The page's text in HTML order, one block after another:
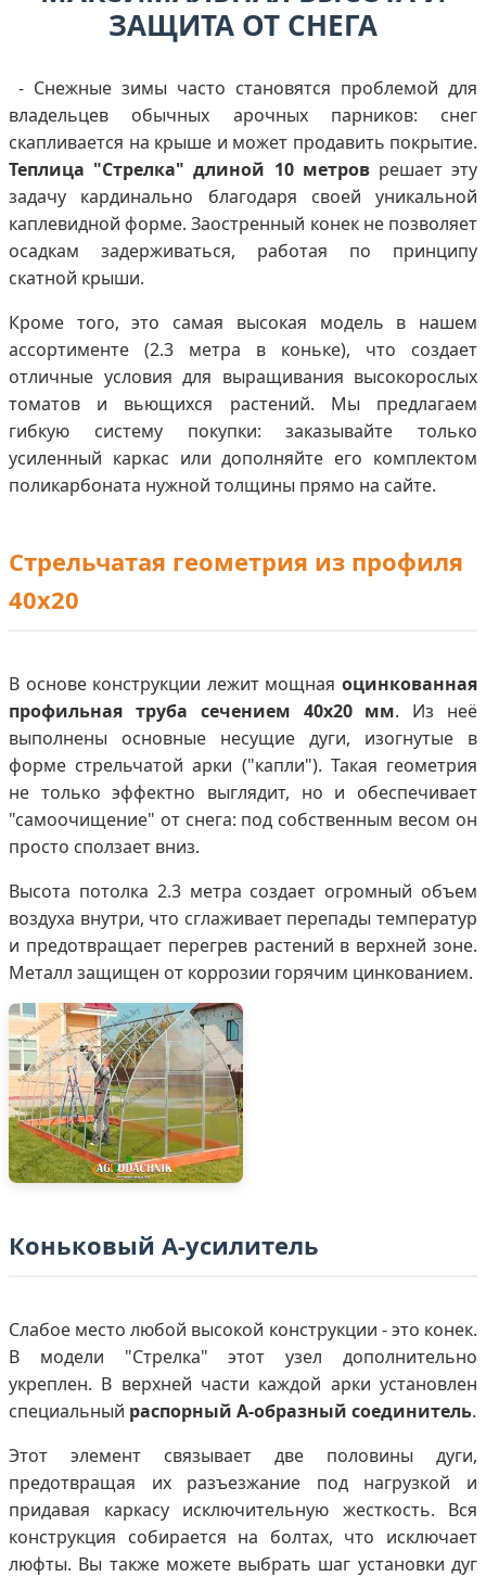
ЗАЩИТА ОТ СНЕГА
- Снежные зимы часто становятся проблемой для
владельцев обычных арочных парников: снег
скапливается на крыше и может продавить покрытие.
Теплица "Стрелка" длиной 10 метроврешает эту
задачу кардинально благодаря своей уникальной
каплевидной форме. Заостренный конек не позволяет
осадкам задерживаться, работая по принципу
скатной крыши.
Кроме того, это самая высокая модель в нашем
ассортименте (2.3 метра в коньке), что создает
отличные условия для выращивания высокорослых
томатов и вьющихся растений. Мы предлагаем
гибкую систему покупки: заказывайте только
усиленный каркас или дополняйте его комплектом
поликарбоната нужной толщины прямо на сайте.
Стрельчатая геометрия из профиля
40х20
В основе конструкции лежит мощная оцинкованная
профильная труба сечением 40х20 мм. Из неё
выполнены основные несущие дуги, изогнутые в
форме стрельчатой арки ("капли"). Такая геометрия
не только эффектно выглядит, но и обеспечивает
"самоочищение" от снега: под собственным весом он
просто сползает вниз.
Высота потолка 2.3 метра создает огромный объем
воздуха внутри, что сглаживает перепады температур
и предотвращает перегрев растений в верхней зоне.
Металл защищен от коррозии горячим цинкованием.
Коньковый А-усилитель
Слабое место любой высокой конструкции - это конек.
В модели "Стрелка" этот узел дополнительно
укреплен. В верхней части каждой арки установлен
специальный распорный А-образный соединитель.
Этот элемент связывает две половины дуги,
предотвращая их разъезжание под нагрузкой и
придавая каркасу исключительную жесткость. Вся
конструкция собирается на болтах, что исключает
люфты. Вы также можете выбрать шаг установки дуг